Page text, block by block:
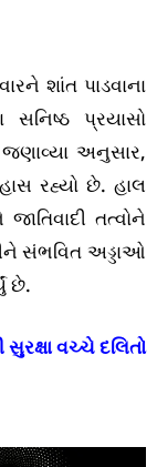
શાંત પાડવાના
પ્રયાસો
જણાવ્યા અનુસાર,
રહ્યો છે. હાલ
તત્વોને
સંભવિત અડ્ડાઓ
છે.
વચ્ચે દલિતો